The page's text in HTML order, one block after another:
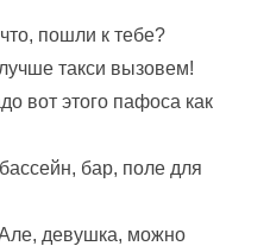
пошли к тебе?
такси вызовем!
вот этого пафоса как
бар, поле для
девушка, можно